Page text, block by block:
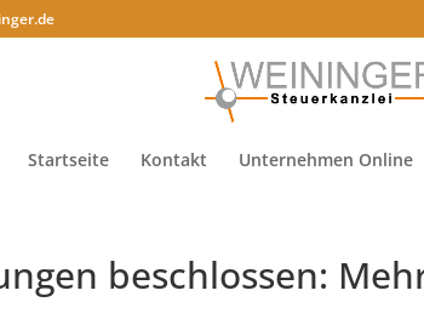
Startseite Kontakt Unternehmen Online
beschlossen: